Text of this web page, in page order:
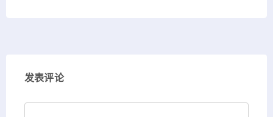
发表评论